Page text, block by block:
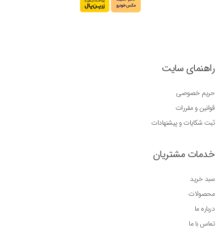
راهنمای سایت
حریم خصوصی
قوانین و مقررات
ثبت شکایات و پیشنهادات
خدمات مشتریان
سبد خرید
محصولات
درباره ما
تماس با ما